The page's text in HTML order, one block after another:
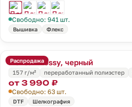
Свободно: 941 шт.
Вышивка Флекс
Распродажа
Рюкзак Bossy, черный
157 г/м²
переработанный полиэстер
от 3 990 ₽
Свободно: 63 шт.
DTF Шелкография